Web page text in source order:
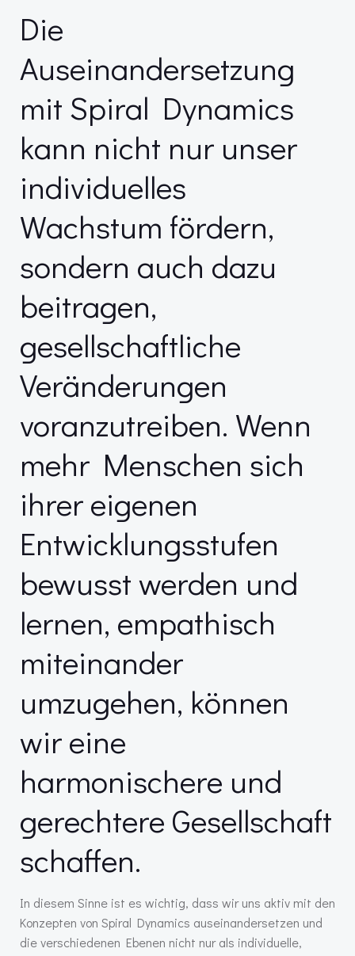
Die
Auseinandersetzung
mit Spiral Dynamics
kann nicht nur unser
individuelles
Wachstum fördern,
sondern auch dazu
beitragen,
gesellschaftliche
Veränderungen
voranzutreiben. Wenn
mehr Menschen sich
ihrer eigenen
Entwicklungsstufen
bewusst werden und
lernen, empathisch
miteinander
umzugehen, können
wir eine
harmonischere und
gerechtere Gesellschaft
schaffen.
In diesem Sinne ist es wichtig, dass wir uns aktiv mit den
Konzepten von Spiral Dynamics auseinandersetzen und
die verschiedenen Ebenen nicht nur als individuelle,